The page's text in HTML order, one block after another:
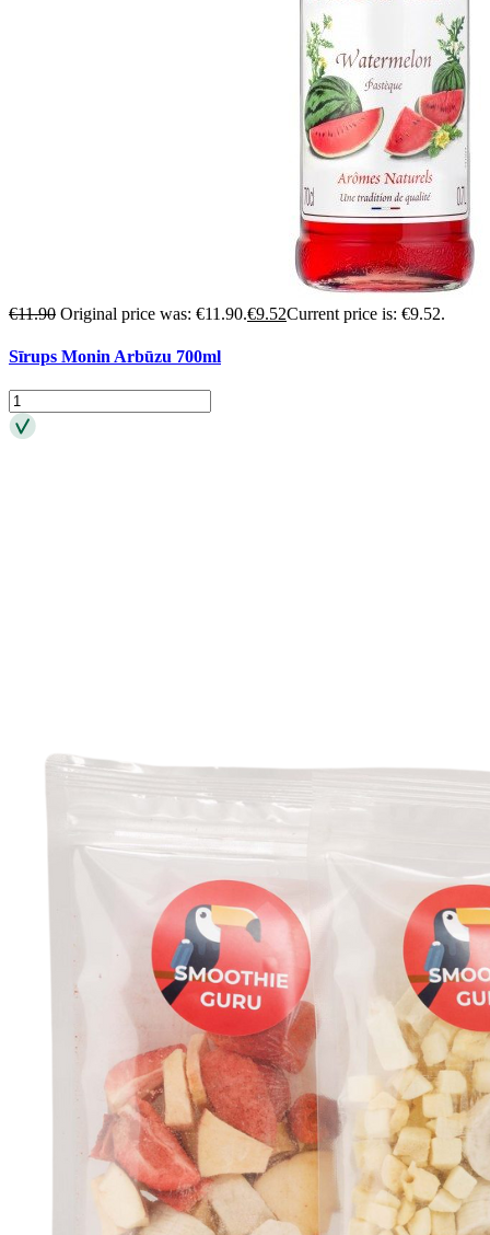
€11.90 Original price was: €11.90.€9.52Current price is: €9.52.
Sīrups Monin Arbūzu 700ml